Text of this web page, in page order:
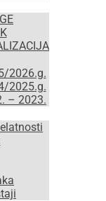
2026.g.
2025.g.
– 2023.